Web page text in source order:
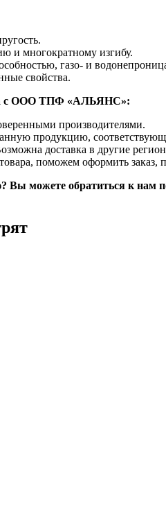
и многократному изгибу.
газо- и
свойства.
с ООО ТПФ «АЛЬЯНС»:
производителями.
продукцию,
доставка в другие
поможем оформить
Вы можете обратиться к нам